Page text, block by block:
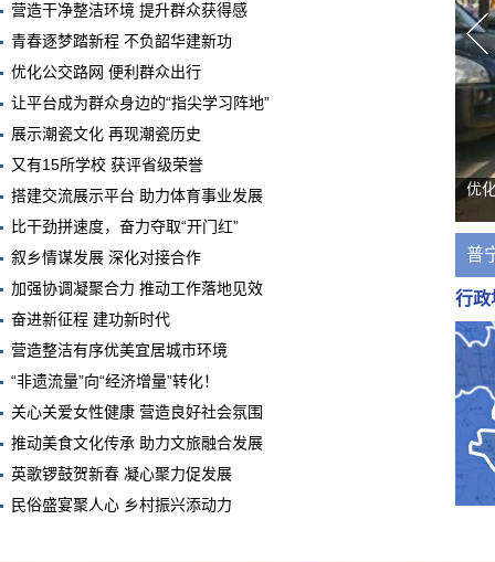
营造干净整洁环境 提升群众获得感
青春逐梦踏新程 不负韶华建新功
优化公交路网 便利群众出行
让平台成为群众身边的“指尖学习阵地”
展示潮瓷文化 再现潮瓷历史
又有15所学校 获评省级荣誉
搭建交流展示平台 助力体育事业发展
比干劲拼速度，奋力夺取“开门红”
叙乡情谋发展 深化对接合作
加强协调凝聚合力 推动工作落地见效
奋进新征程 建功新时代
营造整洁有序优美宜居城市环境
“非遗流量”向“经济增量”转化！
关心关爱女性健康 营造良好社会氛围
推动美食文化传承 助力文旅融合发展
英歌锣鼓贺新春 凝心聚力促发展
民俗盛宴聚人心 乡村振兴添动力
优
普
行政